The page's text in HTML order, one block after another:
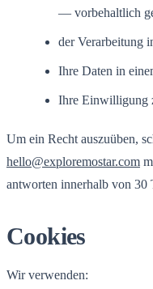
— vorbehaltlich
der Verarbeitung
Ihre Daten in
Ihre Einwilligung
Um ein Recht auszuüben,
hello@exploremostar.com
antworten innerhalb von 30
Cookies
Wir verwenden: